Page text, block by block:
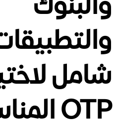
والبنوك
شامل
OTP المناسبة